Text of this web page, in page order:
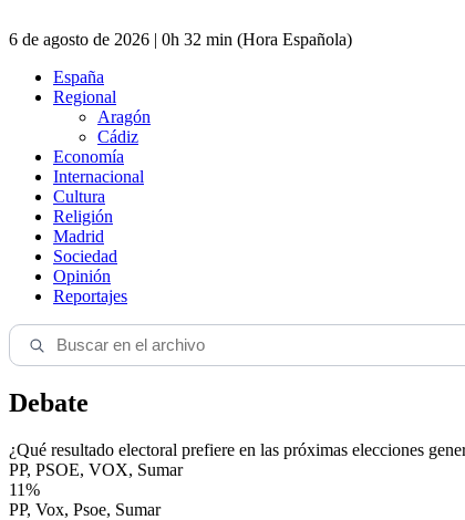
6 de agosto de 2026 | 0h 32 min (Hora Española)
España
Regional
Aragón
Cádiz
Economía
Internacional
Cultura
Religión
Madrid
Sociedad
Opinión
Reportajes
Debate
¿Qué resultado electoral prefiere en las próximas elecciones
PP, PSOE, VOX, Sumar
11%
PP, Vox, Psoe, Sumar